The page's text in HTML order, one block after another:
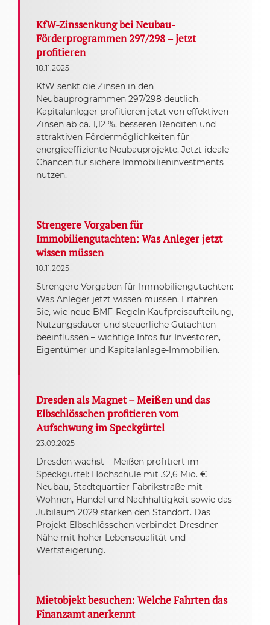
KfW-Zinssenkung bei Neubau-
Förderprogrammen 297/298 – jetzt
profitieren
18.11.2025
KfW senkt die Zinsen in den
Neubauprogrammen 297/298 deutlich.
Kapitalanleger profitieren jetzt von effektiven
Zinsen ab ca. 1,12 %, besseren Renditen und
attraktiven Fördermöglichkeiten für
energieeffiziente Neubauprojekte. Jetzt ideale
Chancen für sichere Immobilieninvestments
nutzen.
Strengere Vorgaben für
Immobiliengutachten: Was Anleger jetzt
wissen müssen
10.11.2025
Strengere Vorgaben für Immobiliengutachten:
Was Anleger jetzt wissen müssen. Erfahren
Sie, wie neue BMF-Regeln Kaufpreisaufteilung,
Nutzungsdauer und steuerliche Gutachten
beeinflussen – wichtige Infos für Investoren,
Eigentümer und Kapitalanlage-Immobilien.
Dresden als Magnet – Meißen und das
Elbschlösschen profitieren vom
Aufschwung im Speckgürtel
23.09.2025
Dresden wächst – Meißen profitiert im
Speckgürtel: Hochschule mit 32,6 Mio. €
Neubau, Stadtquartier Fabrikstraße mit
Wohnen, Handel und Nachhaltigkeit sowie das
Jubiläum 2029 stärken den Standort. Das
Projekt Elbschlösschen verbindet Dresdner
Nähe mit hoher Lebensqualität und
Wertsteigerung.
Mietobjekt besuchen: Welche Fahrten das
Finanzamt anerkennt